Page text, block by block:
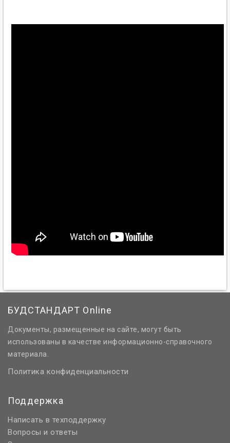
БУДСТАНДАРТ Online
Документы, размещенные на сайте, могут быть
использованы в качестве информационно-справочного
материала.
Политика конфиденциальности
Поддержка
Написать в техподдержку
Вопросы и ответы